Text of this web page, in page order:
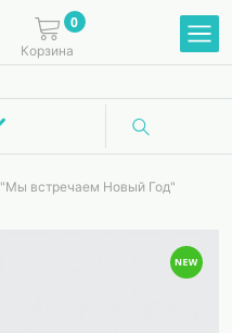
0
Корзина
"Мы встречаем Новый Год"